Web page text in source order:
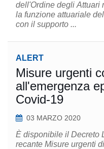
dell'Ordine degli Attuari
la funzione attuariale
con il supporto ...
ALERT
Misure urgenti
all'emergenza
Covid-19
03 MARZO 2020
È disponibile il Decreto
recante Misure urgenti